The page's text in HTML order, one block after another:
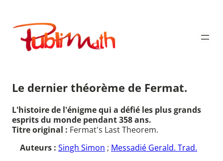
contenu
Publimath
Le dernier théorème de Fermat.
L'histoire de l'énigme qui a défié les plus grands
esprits du monde pendant 358 ans.
Titre original : Fermat's Last Theorem.
Auteurs : Singh Simon ; Messadié Gerald. Trad.